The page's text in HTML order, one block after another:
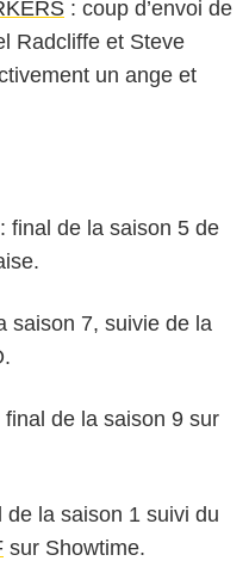
: coup d’envoi de
Radcliffe et Steve
un ange et
: final de la saison 5 de
saison 7, suivie de la
final de la saison 9 sur
de la saison 1 suivi du
sur Showtime.